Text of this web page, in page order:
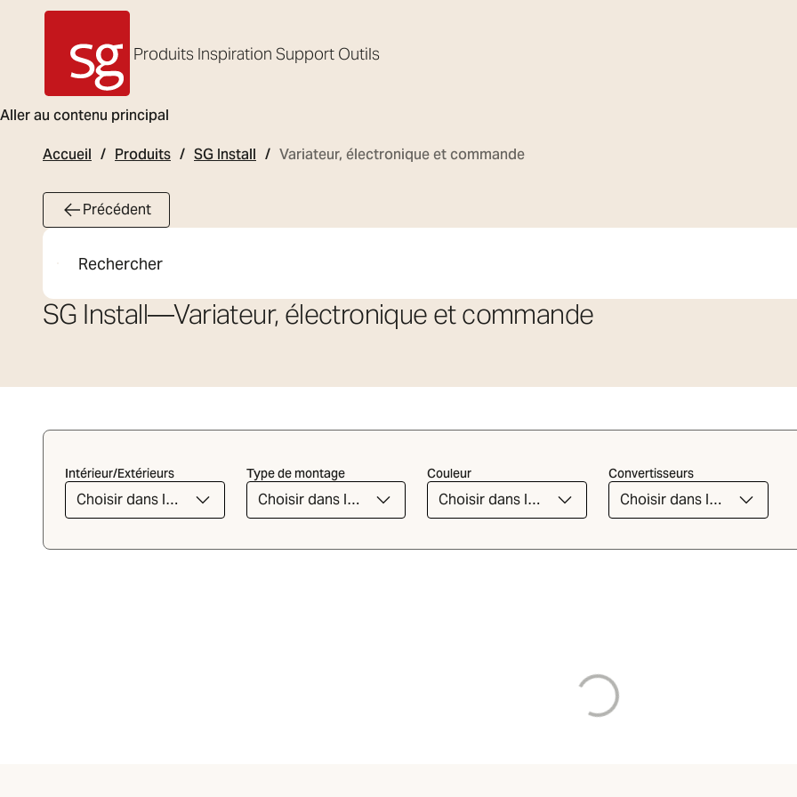
Aller au contenu principal
SG Armaturen
Produits Inspiration Support Outils
Accueil Produits SG Install Variateur, électronique et commande
Précédent
Rechercher
SG Install—Variateur, électronique et commande
Intérieur/Extérieurs
Choisir dans la
liste
Type de montage
Choisir dans la
liste
Couleur
Choisir dans la
liste
Convertisseurs
Choisir dans la
liste